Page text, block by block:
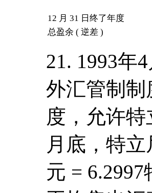
12 月 31 日终了年度
总盈余 ( 逆差 )
21. 1993年
外汇管制
度，允许
月底，特
元 =